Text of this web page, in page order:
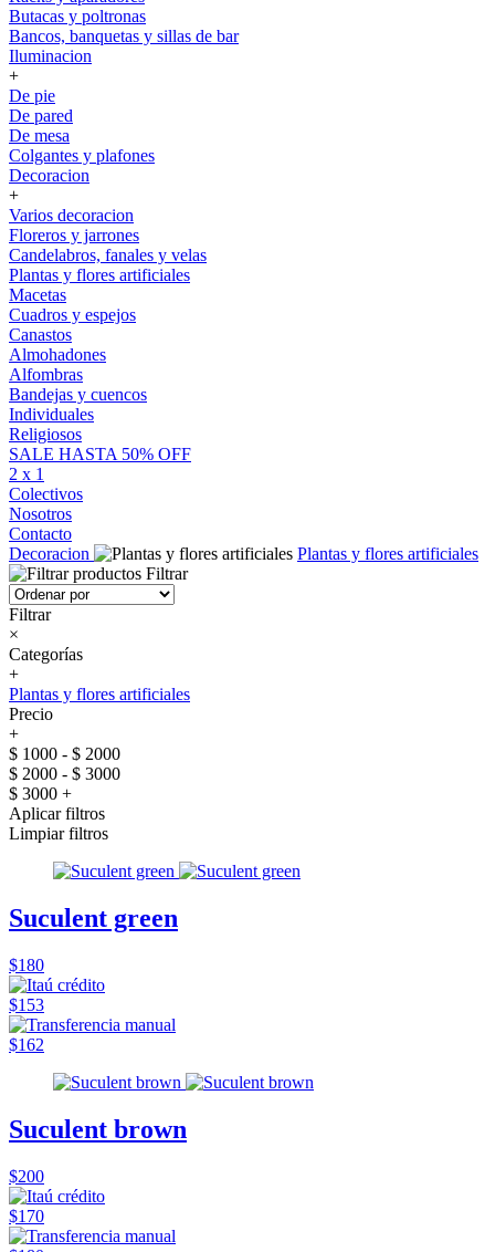
Butacas y poltronas
Bancos, banquetas y sillas de bar
Iluminacion
+
De pie
De pared
De mesa
Colgantes y plafones
Decoracion
+
Varios decoracion
Floreros y jarrones
Candelabros, fanales y velas
Plantas y flores artificiales
Macetas
Cuadros y espejos
Canastos
Almohadones
Alfombras
Bandejas y cuencos
Individuales
Religiosos
SALE HASTA 50% OFF
2 x 1
Colectivos
Nosotros
Contacto
Decoracion
Plantas y flores artificiales
Filtrar
Filtrar
×
Categorías
+
Plantas y flores artificiales
Precio
+
$ 1000 - $ 2000
$ 2000 - $ 3000
$ 3000 +
Aplicar filtros
Limpiar filtros
Suculent green
$180
$153
$162
Suculent brown
$200
$170